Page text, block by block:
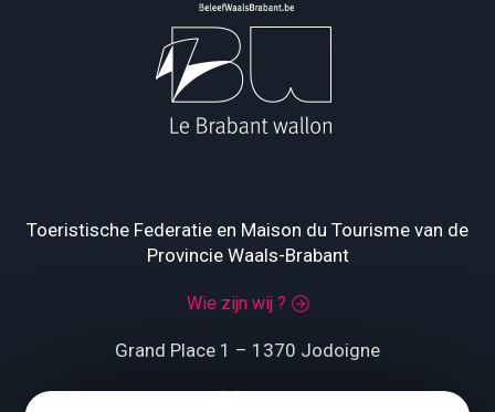
Toeristische Federatie en Maison du Tourisme van de
Provincie Waals-Brabant
Wie zijn wij ?
Grand Place 1 – 1370 Jodoigne
Tél.+32 (0) 10 56 09 70